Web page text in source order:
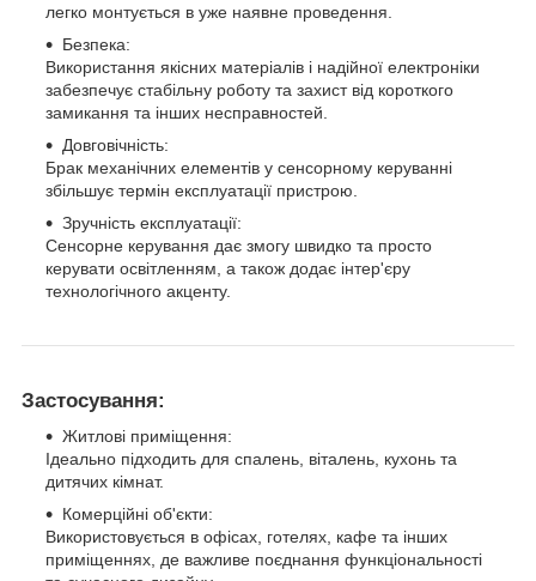
легко монтується в уже наявне проведення.
Безпека:
Використання якісних матеріалів і надійної електроніки
забезпечує стабільну роботу та захист від короткого
замикання та інших несправностей.
Довговічність:
Брак механічних елементів у сенсорному керуванні
збільшує термін експлуатації пристрою.
Зручність експлуатації:
Сенсорне керування дає змогу швидко та просто
керувати освітленням, а також додає інтер'єру
технологічного акценту.
Застосування:
Житлові приміщення:
Ідеально підходить для спалень, віталень, кухонь та
дитячих кімнат.
Комерційні об'єкти:
Використовується в офісах, готелях, кафе та інших
приміщеннях, де важливе поєднання функціональності